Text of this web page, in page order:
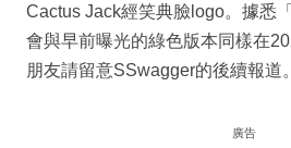
Cactus Jack經笑典臉logo。據悉
會與早前曝光的綠色版本同樣在
朋友請留意SSwagger的後續報道。
廣告